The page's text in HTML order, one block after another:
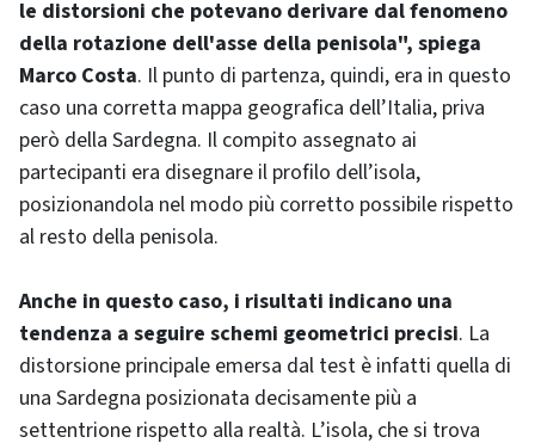
le distorsioni che potevano derivare dal fenomeno
della rotazione dell'asse della penisola", spiega
Marco Costa. Il punto di partenza, quindi, era in questo
caso una corretta mappa geografica dell’Italia, priva
però della Sardegna. Il compito assegnato ai
partecipanti era disegnare il profilo dell’isola,
posizionandola nel modo più corretto possibile rispetto
al resto della penisola.
Anche in questo caso, i risultati indicano una
tendenza a seguire schemi geometrici precisi. La
distorsione principale emersa dal test è infatti quella di
una Sardegna posizionata decisamente più a
settentrione rispetto alla realtà. L’isola, che si trova